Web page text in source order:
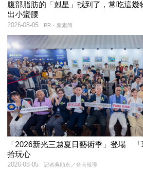
腹部脂肪的「剋星」找到了，常吃這幾
出小蠻腰
PR・新素簡
2026-08-05
「2026新光三越夏日藝術季」登場
拾玩心
記者吳順永／台南報導
2026-08-05